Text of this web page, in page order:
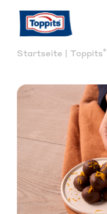
Startseite | Toppits®